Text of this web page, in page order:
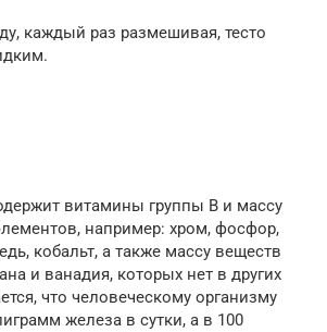
каждый раз размешивая, тесто
витамины группы В и массу
например: хром, фосфор,
кобальт, а также массу веществ
и ванадия, которых нет в других
что человеческому организму
железа в сутки, а в 100